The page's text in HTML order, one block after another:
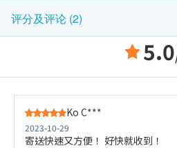
评分及评论 (2)
5.0
Ko C***
2023-10-29
寄送快速又方便！ 好快就收到！